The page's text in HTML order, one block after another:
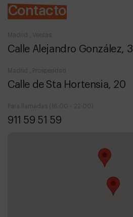
Contacto
Madrid , Ventas
Calle Alejandro González, 3
Madrid , Prosperidad
Calle de Sta Hortensia, 20
Para llamadas (16:00 - 22:00)
911 59 51 59